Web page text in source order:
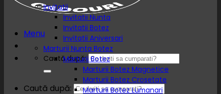
Menu
Caută după:
Caută după:
Invitatii
Invitatii Nunta
Invitatii Botez
Invitatii Aniversari
Marturii Nunta Botez
Marturii Botez
Marturii Botez Magnetice
Marturii Botez Crosetate
Marturii Botez Lumanari